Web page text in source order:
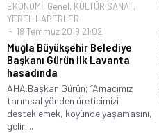
EKONOMİ, Genel, KÜLTÜR SANAT,
YEREL HABERLER
18 Temmuz 2019 21:02
Muğla Büyükşehir Belediye
Başkanı Gürün ilk Lavanta
hasadında
AHA.Başkan Gürün; “Amacımız
tarımsal yönden üreticimizi
desteklemek, köyünde yaşamasını,
geliri...